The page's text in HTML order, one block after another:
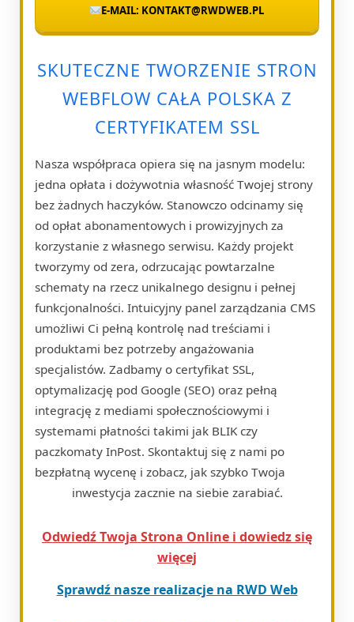
E-MAIL: KONTAKT@RWDWEB.PL
SKUTECZNE TWORZENIE STRON
WEBFLOW CAŁA POLSKA Z
CERTYFIKATEM SSL
Nasza współpraca opiera się na jasnym modelu:
jedna opłata i dożywotnia własność Twojej strony
bez żadnych haczyków. Stanowczo odcinamy się
od opłat abonamentowych i prowizyjnych za
korzystanie z własnego serwisu. Każdy projekt
tworzymy od zera, odrzucając powtarzalne
schematy na rzecz unikalnego designu i pełnej
funkcjonalności. Intuicyjny panel zarządzania CMS
umożliwi Ci pełną kontrolę nad treściami i
produktami bez potrzeby angażowania
specjalistów. Zadbamy o certyfikat SSL,
optymalizację pod Google (SEO) oraz pełną
integrację z mediami społecznościowymi i
systemami płatności takimi jak BLIK czy
paczkomaty InPost. Skontaktuj się z nami po
bezpłatną wycenę i zobacz, jak szybko Twoja
inwestycja zacznie na siebie zarabiać.
Odwiedź Twoja Strona Online i dowiedz się
więcej
Sprawdź nasze realizacje na RWD Web